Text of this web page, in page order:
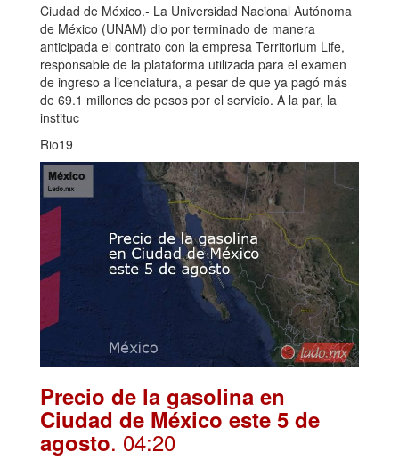
Ciudad de México.- La Universidad Nacional Autónoma
de México (UNAM) dio por terminado de manera
anticipada el contrato con la empresa Territorium Life,
responsable de la plataforma utilizada para el examen
de ingreso a licenciatura, a pesar de que ya pagó más
de 69.1 millones de pesos por el servicio. A la par, la
instituc
Rio19
Precio de la gasolina en
Ciudad de México este 5 de
agosto. 04:20